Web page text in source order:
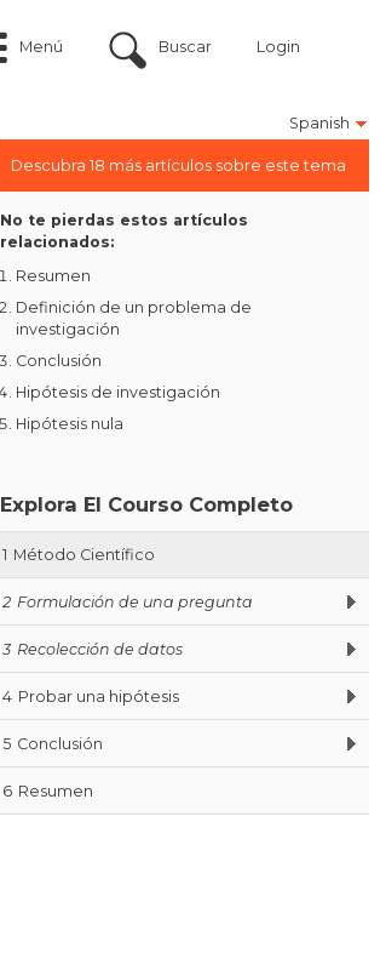
Menú Buscar Login
Spanish
Descubra 18 más artículos sobre este tema
No te pierdas estos artículos
relacionados:
Resumen
Definición de un problema de
investigación
Conclusión
Hipótesis de investigación
Hipótesis nula
Explora El Courso Completo
1 Método Científico
2 Formulación de una pregunta
3 Recolección de datos
4 Probar una hipótesis
5 Conclusión
6 Resumen